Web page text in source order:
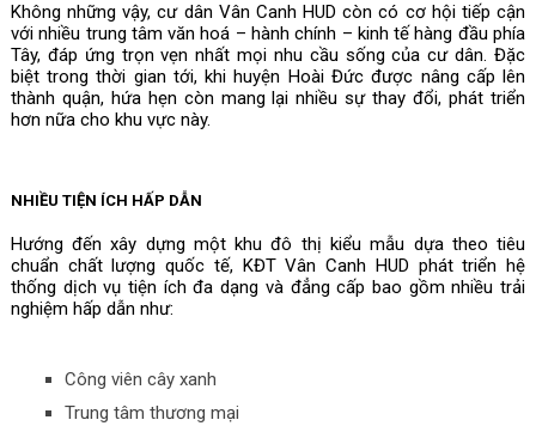
Không những vậy, cư dân Vân Canh HUD còn có cơ hội tiếp cận
với nhiều trung tâm văn hoá – hành chính – kinh tế hàng đầu phía
Tây, đáp ứng trọn vẹn nhất mọi nhu cầu sống của cư dân. Đặc
biệt trong thời gian tới, khi huyện Hoài Đức được nâng cấp lên
thành quận, hứa hẹn còn mang lại nhiều sự thay đổi, phát triển
hơn nữa cho khu vực này.
NHIỀU TIỆN ÍCH HẤP DẪN
Hướng đến xây dựng một khu đô thị kiểu mẫu dựa theo tiêu
chuẩn chất lượng quốc tế, KĐT Vân Canh HUD phát triển hệ
thống dịch vụ tiện ích đa dạng và đẳng cấp bao gồm nhiều trải
nghiệm hấp dẫn như:
Công viên cây xanh
Trung tâm thương mại